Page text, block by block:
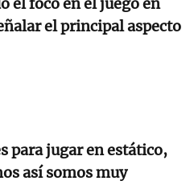
el foco en el juego en
el principal aspecto
para jugar en estático,
así somos muy